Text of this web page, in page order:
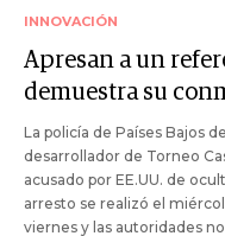
INNOVACIÓN
Apresan a un
demuestra su
La policía de Países Bajos
desarrollador de Torneo
acusado por EE.UU. de
arresto se realizó el
viernes y las autoridades